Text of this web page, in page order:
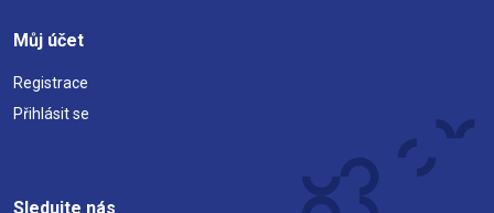
Můj účet
Registrace
Přihlásit se
Sledujte nás